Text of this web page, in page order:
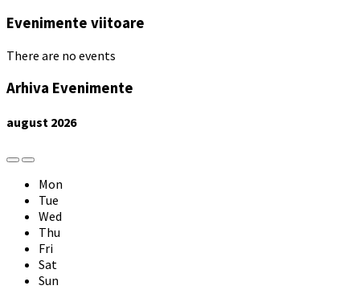
Evenimente viitoare
There are no events
Arhiva Evenimente
august 2026
Previous
Month
Next
Month
Mon
Tue
Wed
Thu
Fri
Sat
Sun